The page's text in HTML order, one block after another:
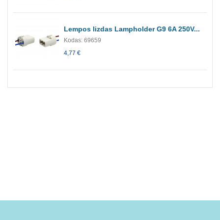
Lempos lizdas Lampholder G9 6A 250V...
Kodas: 69659
4,77 €